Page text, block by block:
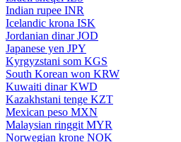
Indian rupee INR
Icelandic krona ISK
Jordanian dinar JOD
Japanese yen JPY
Kyrgyzstani som KGS
South Korean won KRW
Kuwaiti dinar KWD
Kazakhstani tenge KZT
Mexican peso MXN
Malaysian ringgit MYR
Norwegian krone NOK